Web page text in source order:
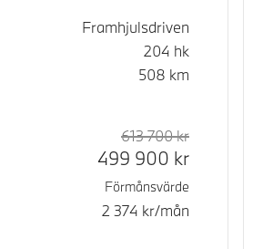
Framhjulsdriven
204 hk
508 km
Rek. ord pris
613 700krKontantpris
499 900 kr
Förmånsvärde
2 374 kr/mån